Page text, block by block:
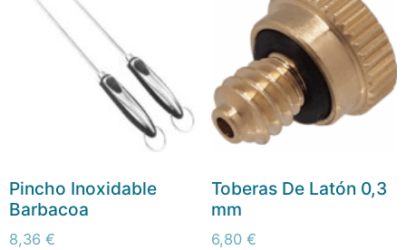
Pincho Inoxidable
Barbacoa
8,36 €
Toberas De Latón 0,3
mm
6,80 €